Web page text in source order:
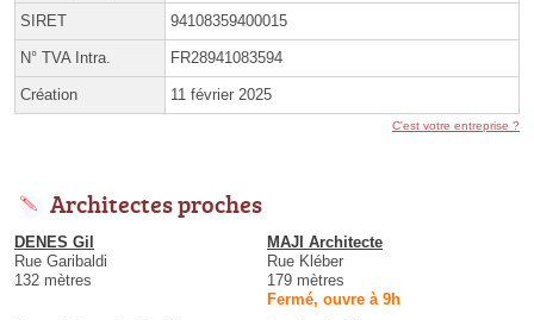
SIRET 94108359400015
N° TVA Intra. FR28941083594
Création 11 février 2025
C'est votre entreprise ?
Architectes proches
DENES Gil
Rue Garibaldi
132 mètres
MAJI Architecte
Rue Kléber
179 mètres
Fermé, ouvre à 9h